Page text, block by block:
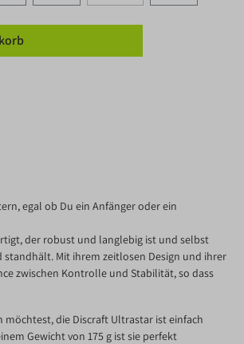
egal ob Du ein Anfänger oder ein
der robust und langlebig ist und selbst
Mit ihrem zeitlosen Design und ihrer
zwischen Kontrolle und Stabilität, so dass
möchtest, die Discraft Ultrastar ist einfach
Gewicht von 175 g ist sie perfekt